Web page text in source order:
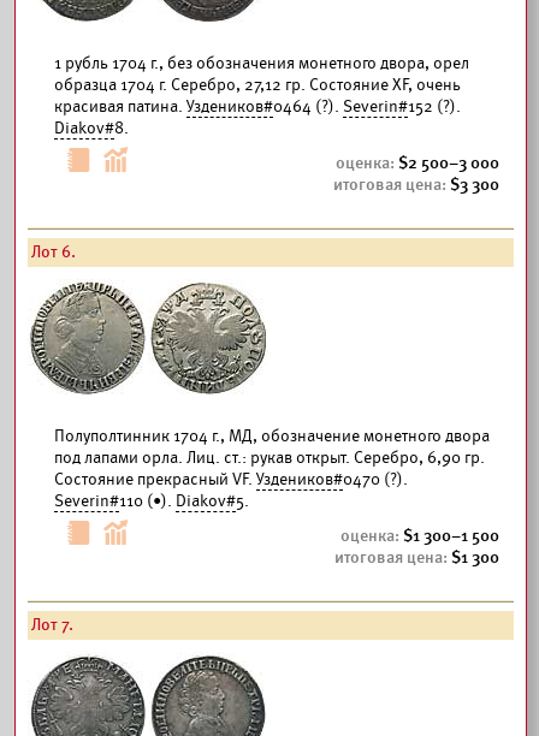
1 рубль 1704 г., без обозначения монетного двора, орел
образца 1704 г. Серебро, 27,12 гр. Состояние XF, очень
красивая патина. Уздеников#0464 (?). Severin#152 (?).
Diakov#8.
2 500–3 000
3 300
Лот 6.
Полуполтинник 1704 г., МД, обозначение монетного двора
под лапами орла. Лиц. ст.: рукав открыт. Серебро, 6,90 гр.
Состояние прекрасный VF. Уздеников#0470 (?).
Severin#110 (•). Diakov#5.
1 300–1 500
1 300
Лот 7.